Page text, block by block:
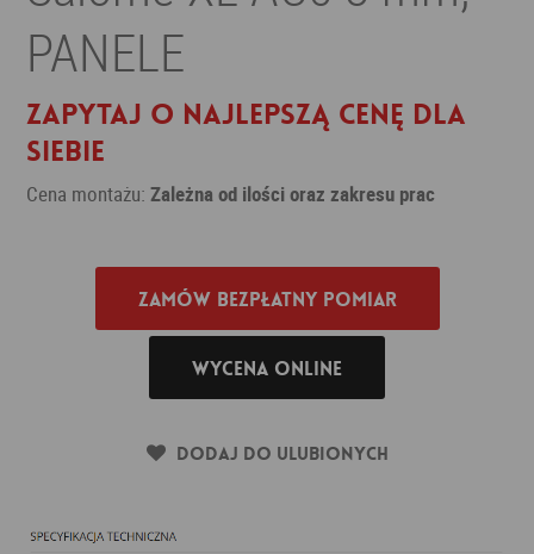
PANELE
Zapytaj o najlepszą cenę dla
siebie
Cena montażu:Zależna od ilości oraz zakresu prac
Zamów bezpłatny pomiar
Wycena online
Dodaj do ulubionych